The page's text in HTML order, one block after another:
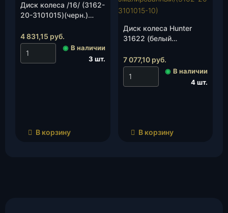
Диск колеса /16/ (3162-
20-3101015)(черн.)
4 831,15 руб.
◉ В наличии
3 шт.
В корзину
Диск колеса Hunter
31622 (белый
20-3101015-10/14), шт.
7 077,10 руб.
◉ В наличии
4 шт.
В корзину